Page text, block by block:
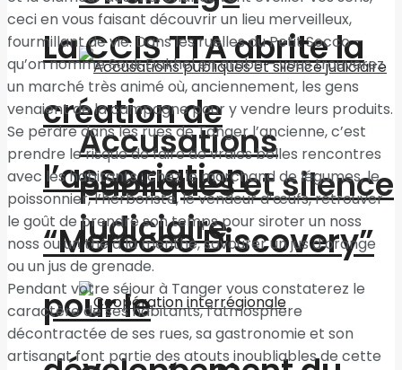
Accusations
publiques et silence
judiciaire
La CCIS TTA abrite la
création de
l’association
“Morocco Discovery”
pour le
ceci en vous faisant découvrir un lieu merveilleux,
fourmillant de vie. Dans les ruelles du Petit Socco –
qu’on nomme Souk Dakhel en arabe – vous trouverez
un marché très animé où, anciennement, les gens
venaient de la campagne pour y vendre leurs produits.
Se perdre dans les rues de Tanger l’ancienne, c’est
prendre le risque de faire de vraies belles rencontres
avec les habitants : chez le marchand de légumes, le
poissonnier, l’herboriste, le vendeur d’œufs, retrouver
le goût de prendre son temps pour siroter un noss
noss ou un thé à la menthe, savourer un jus d’orange
ou un jus de grenade.
Pendant votre séjour à Tanger vous constaterez le
caractère de ses habitants, l’atmosphère
décontractée de ses rues, sa gastronomie et son
artisanat font partie des atouts inoubliables de cette